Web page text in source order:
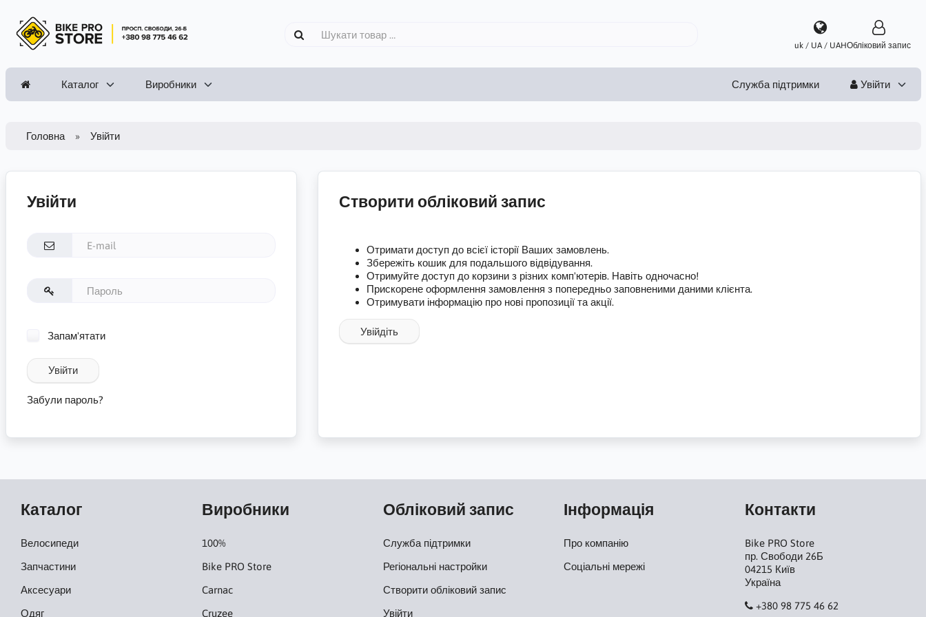
uk / UA / UAHОбліковий запис
Каталог Виробники Служба підтримки Увійти
Головна Увійти
Увійти
Запам'ятати
Увійти
Забули пароль?
Створити обліковий запис
Отримати доступ до всієї історії Ваших замовлень.
Збережіть кошик для подальшого відвідування.
Отримуйте доступ до корзини з різних комп'ютерів. Навіть одночасно!
Прискорене оформлення замовлення з попередньо заповненими даними клієнта.
Отримувати інформацію про нові пропозиції та акції.
Увійдіть
Каталог
Велосипеди
Запчастини
Аксесуари
Одяг
Виробники
100%
Bike PRO Store
Carnac
Cruzee
Обліковий запис
Служба підтримки
Регіональні настройки
Створити обліковий запис
Увійти
Інформація
Про компанію
Соціальні мережі
Контакти
Bike PRO Store
пр. Свободи 26Б
04215 Київ
Україна
+380 98 775 46 62